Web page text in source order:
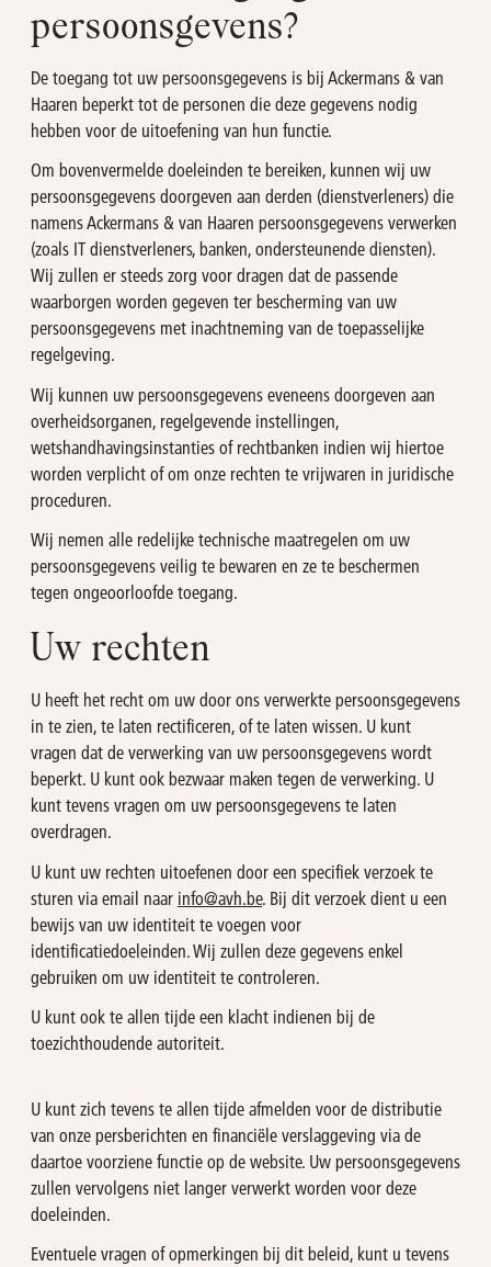
persoonsgevens?
De toegang tot uw persoonsgegevens is bij Ackermans & van
Haaren beperkt tot de personen die deze gegevens nodig
hebben voor de uitoefening van hun functie.
Om bovenvermelde doeleinden te bereiken, kunnen wij uw
persoonsgegevens doorgeven aan derden (dienstverleners) die
namens Ackermans & van Haaren persoonsgegevens verwerken
(zoals IT dienstverleners, banken, ondersteunende diensten).
Wij zullen er steeds zorg voor dragen dat de passende
waarborgen worden gegeven ter bescherming van uw
persoonsgegevens met inachtneming van de toepasselijke
regelgeving.
Wij kunnen uw persoonsgegevens eveneens doorgeven aan
overheidsorganen, regelgevende instellingen,
wetshandhavingsinstanties of rechtbanken indien wij hiertoe
worden verplicht of om onze rechten te vrijwaren in juridische
proceduren.
Wij nemen alle redelijke technische maatregelen om uw
persoonsgegevens veilig te bewaren en ze te beschermen
tegen ongeoorloofde toegang.
Uw rechten
U heeft het recht om uw door ons verwerkte persoonsgegevens
in te zien, te laten rectificeren, of te laten wissen. U kunt
vragen dat de verwerking van uw persoonsgegevens wordt
beperkt. U kunt ook bezwaar maken tegen de verwerking. U
kunt tevens vragen om uw persoonsgegevens te laten
overdragen.
U kunt uw rechten uitoefenen door een specifiek verzoek te
sturen via email naar info@avh.be. Bij dit verzoek dient u een
bewijs van uw identiteit te voegen voor
identificatiedoeleinden. Wij zullen deze gegevens enkel
gebruiken om uw identiteit te controleren.
U kunt ook te allen tijde een klacht indienen bij de
toezichthoudende autoriteit.
U kunt zich tevens te allen tijde afmelden voor de distributie
van onze persberichten en financiële verslaggeving via de
daartoe voorziene functie op de website. Uw persoonsgegevens
zullen vervolgens niet langer verwerkt worden voor deze
doeleinden.
Eventuele vragen of opmerkingen bij dit beleid, kunt u tevens